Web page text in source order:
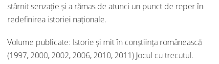
stârnit senzaţie şi a rămas de atunci un punct de reper în
redefinirea istoriei naţionale.
Volume publicate: Istorie şi mit în conştiinţa românească
(1997, 2000, 2002, 2006, 2010, 2011) Jocul cu trecutul.